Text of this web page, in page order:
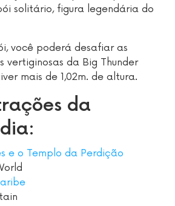
solitário, figura legendária do
você poderá desafiar as
vertiginosas da Big Thunder
mais de 1,02m. de altura.
da
e o Templo da Perdição